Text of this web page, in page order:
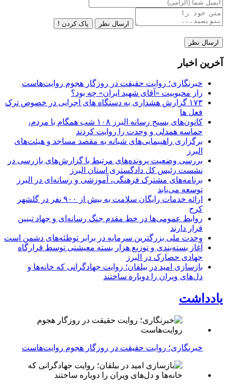
ارسال نظر پاک کردن !
آخرین اخبار
خبرنگاری؛ روایت حقیقت در روزگار هجوم روایت‌هاست
راز محبوبیت «آقای شهید ایران» چه بود؟
۱۷۳ گزارش هشداری به دستگاه های اجرایی در خصوص ترک
فعل ها
کانون‌های بسیج رسانه البرز ۱۰۸ شب همگام با مردم،
حماسه همدلی و وحدت را روایت کردند
برگزاری راهپیمایی‌های شبانه به مقصد مساجد و هیئت‌های
البرز
بررسی وضعیت پرونده‌های مرتبط با گزارش‌های بازرسی در
نشست رئیس کل دادگستری استان البرز
برنامه‌های مشترک فرهنگی، آموزشی و رسانه‌ای در البرز
توسعه می‌یابد
ارائه خدمات رایگان سلامت به بیش از ۹۰۰ نفر در گلشهر
کرج
روابط عمومی‌ها در خط مقدم جنگ رسانه‌ای و جهاد تبیین
قرار دارند
وحدت ملی بزرگترین سرمایه در برابر توطئه‌های دشمن است
آغاز بسته‌بندی و توزیع هزار بسته معیشتی توسط قرارگاه
جهادی حصارک در البرز
بازسازی امید در بیلقان؛ روایت جهادگرانی که خانه‌ها و
دل‌های ویران را دوباره ساختند
یادداشت
خبرنگاری؛ روایت حقیقت در روزگار هجوم روایت‌هاست